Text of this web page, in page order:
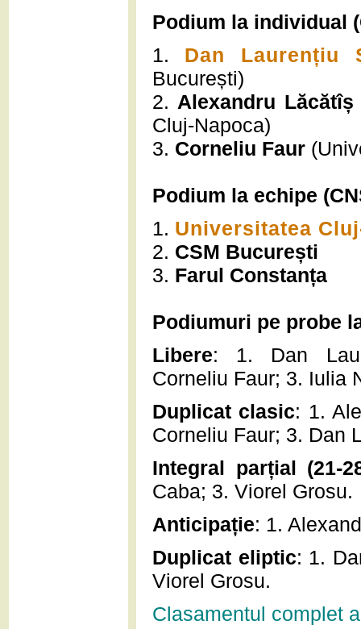
Podium la individual
1. Dan Laurențiu
București)
2. Alexandru Lăcătîș
Cluj-Napoca)
3. Corneliu Faur
Podium la echipe
1. Universitatea
2. CSM București
3. Farul Constanța
Podiumuri pe probe
Libere: 1. Dan
Corneliu Faur; 3. Iulia
Duplicat clasic: 1.
Corneliu Faur; 3. Dan
Integral parțial (21-
Caba; 3. Viorel Grosu.
Anticipație: 1.
Duplicat eliptic: 1.
Viorel Grosu.
Clasamentul complet